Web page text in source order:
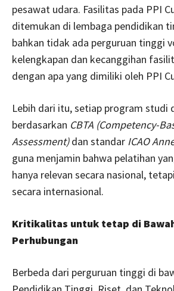
pesawat udara. Fasilitas pada PPI
ditemukan di lembaga pendidikan
bahkan tidak ada perguruan tinggi
kelengkapan dan kecanggihan
dengan apa yang dimiliki oleh PPI
Lebih dari itu, setiap program studi
berdasarkan CBTA (Competency-
Assessment)dan standar ICAO
guna menjamin bahwa pelatihan
hanya relevan secara nasional,
secara internasional.
Kritikalitas untuk tetap di
Perhubungan
Berbeda dari perguruan tinggi di